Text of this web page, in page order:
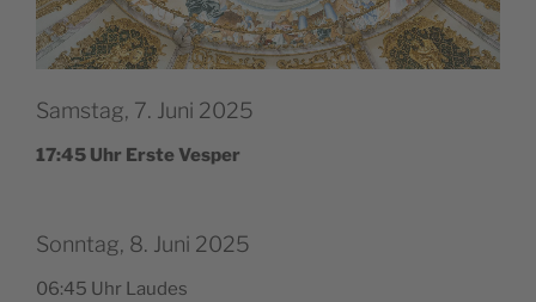
Samstag, 7. Juni 2025
17:45 Uhr Ers­te Vesper
Sonntag, 8. Juni 2025
06:45 Uhr Laudes